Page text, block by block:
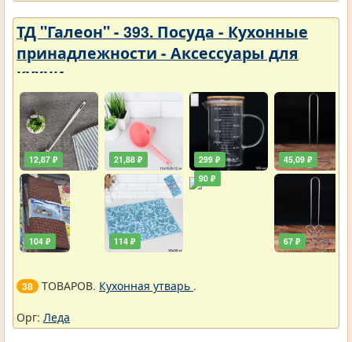
ТД "Галеон" - 393. Посуда - Кухонные
принадлежности - Аксессуары для
кухни
12,87 ₽
104 ₽
21,88 ₽
114 ₽
299 ₽
90 ₽
45,09 ₽
67 ₽
38 ТОВАРОВ. Кухонная утварь .
Орг: Леда